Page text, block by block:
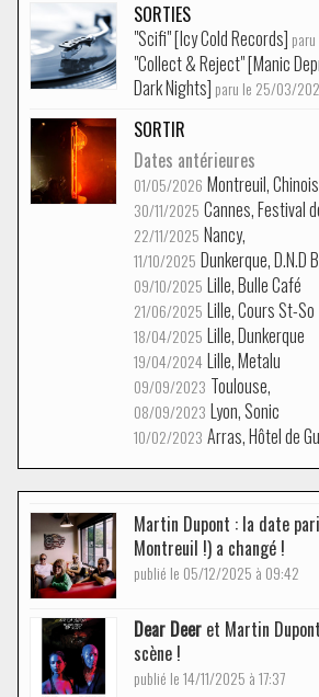
SORTIES
"Scifi" [Icy Cold Records]
"Collect & Reject" [Manic
Dark Nights] paru le 25/03/
SORTIR
Dates antérieures
01/05/2026 Montreuil, Chinois
30/11/2025 Cannes, Festival
22/11/2025 Nancy,
11/10/2025 Dunkerque, D.N.D
09/10/2025 Lille, Bulle Café
21/06/2025 Lille, Cours St-So
18/04/2025 Lille, Dunkerque
19/04/2024 Lille, Metalu
09/09/2023 Toulouse,
08/09/2023 Lyon, Sonic
10/02/2023 Arras, Hôtel de
Martin Dupont : la date
Montreuil !) a changé !
publié le 05/12/2025 à 09:42
Dear Deer et Martin
scène !
publié le 14/11/2025 à 17:37